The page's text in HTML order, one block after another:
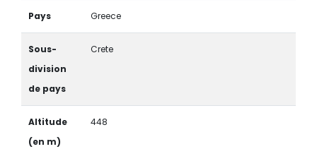
Pays Greece
Sous-
division
de pays
Crete
Altitude
(en m)
448